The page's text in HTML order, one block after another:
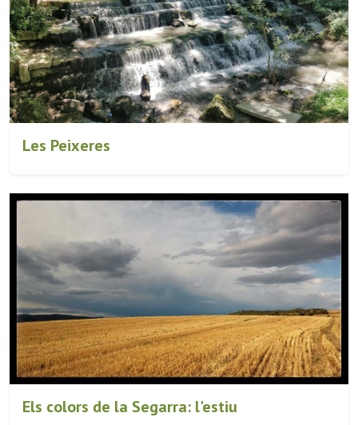
Les Peixeres
Els colors de la Segarra: l'estiu